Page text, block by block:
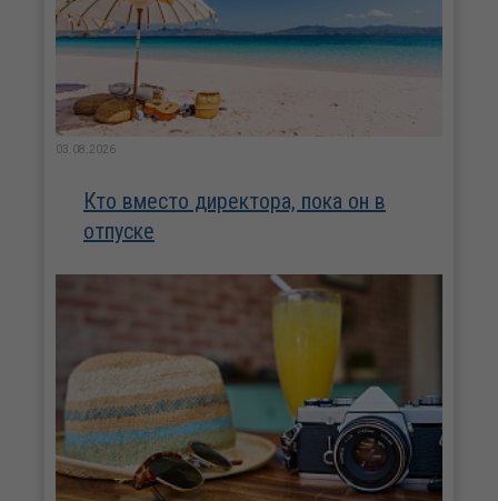
03.08.2026
Кто вместо директора, пока он в
отпуске